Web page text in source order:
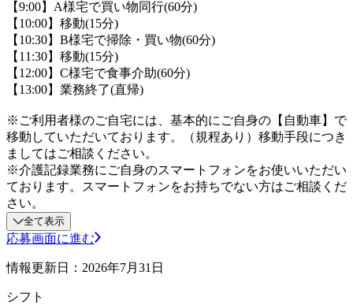
【9:00】A様宅で買い物同行(60分)
【10:00】移動(15分)
【10:30】B様宅で掃除・買い物(60分)
【11:30】移動(15分)
【12:00】C様宅で食事介助(60分)
【13:00】業務終了(直帰)
※ご利用者様のご自宅には、基本的にご自身の【自動車】で
移動していただいております。（規程あり）移動手段につき
ましてはご相談ください。
※介護記録業務にご自身のスマートフォンをお使いいただい
ております。スマートフォンをお持ちでない方はご相談くだ
さい。
全て表示
応募画面に進む
情報更新日：2026年7月31日
シフト